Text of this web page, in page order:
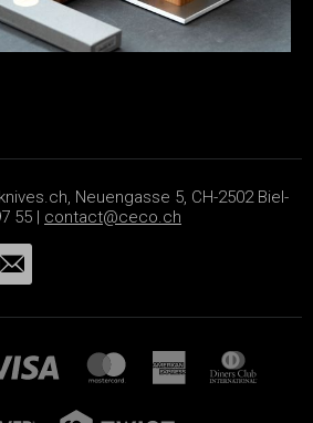
Neuengasse 5, CH-2502 Biel-
55 | contact@ceco.ch